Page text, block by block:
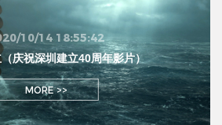
10/14 18:55:42
庆祝深圳建立40周年影片）
MORE >>